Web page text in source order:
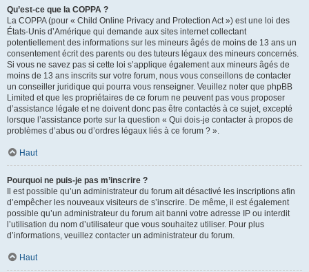
Qu’est-ce que la COPPA ?
La COPPA (pour « Child Online Privacy and Protection Act ») est une loi des
États-Unis d’Amérique qui demande aux sites internet collectant
potentiellement des informations sur les mineurs âgés de moins de 13 ans un
consentement écrit des parents ou des tuteurs légaux des mineurs concernés.
Si vous ne savez pas si cette loi s’applique également aux mineurs âgés de
moins de 13 ans inscrits sur votre forum, nous vous conseillons de contacter
un conseiller juridique qui pourra vous renseigner. Veuillez noter que phpBB
Limited et que les propriétaires de ce forum ne peuvent pas vous proposer
d’assistance légale et ne doivent donc pas être contactés à ce sujet, excepté
lorsque l’assistance porte sur la question « Qui dois-je contacter à propos de
problèmes d’abus ou d’ordres légaux liés à ce forum ? ».
Haut
Pourquoi ne puis-je pas m’inscrire ?
Il est possible qu’un administrateur du forum ait désactivé les inscriptions afin
d’empêcher les nouveaux visiteurs de s’inscrire. De même, il est également
possible qu’un administrateur du forum ait banni votre adresse IP ou interdit
l’utilisation du nom d’utilisateur que vous souhaitez utiliser. Pour plus
d’informations, veuillez contacter un administrateur du forum.
Haut